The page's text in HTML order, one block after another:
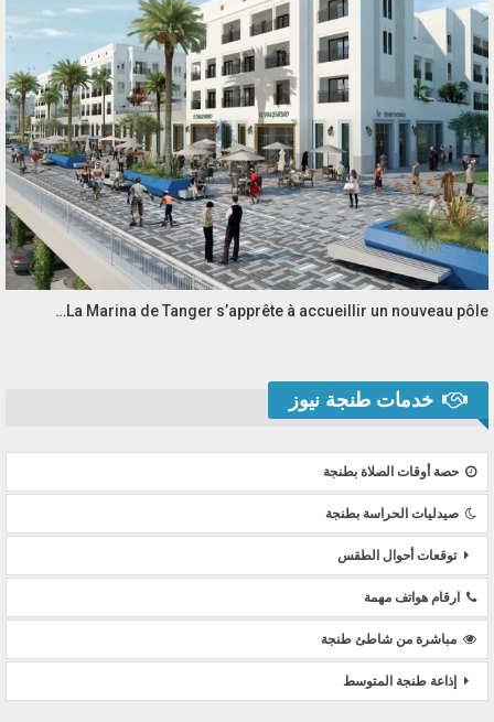
La Marina de Tanger s’apprête à accueillir un nouveau pôle…
خدمات طنجة نيوز
حصة أوقات الصلاة بطنجة
صيدليات الحراسة بطنجة
توقعات أحوال الطقس
ارقام هواتف مهمة
مباشرة من شاطئ طنجة
إذاعة طنجة المتوسط